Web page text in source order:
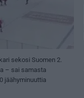
sekosi Suomen 2.
– sai samasta
jäähyminuuttia